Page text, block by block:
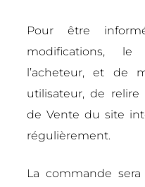
Pour être
modifications,
l’acheteur, et de
utilisateur, de relire
de Vente du site
régulièrement.
La commande